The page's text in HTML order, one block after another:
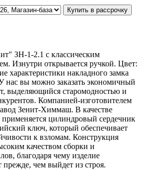
Купить в рассрочку
ЗН-1-2.1 с классическим
Изнутри открывается ручкой. Цвет:
характеристики накладного замка
нас вы можно заказать экономичный
выделяющийся старомодностью и
Компанией-изготовителем
Зенит-Химмаш. В качестве
применяется цилиндровый сердечник
ключ, который обеспечивает
к взломам. Конструкция
качеством сборки и
благодаря чему изделие
прежде, чем выйдет из строя.